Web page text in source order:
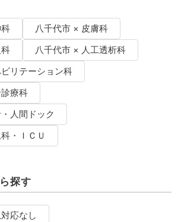
八千代市 × 皮膚科
八千代市 × 人工透析科
リテーション科
療科
人間ドック
・ＩＣＵ
探す
応なし